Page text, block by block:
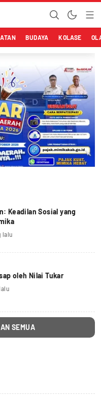
BUDAYA KOLASE
Keadilan Sosial yang
lalu
oleh Nilai Tukar
SEMUA